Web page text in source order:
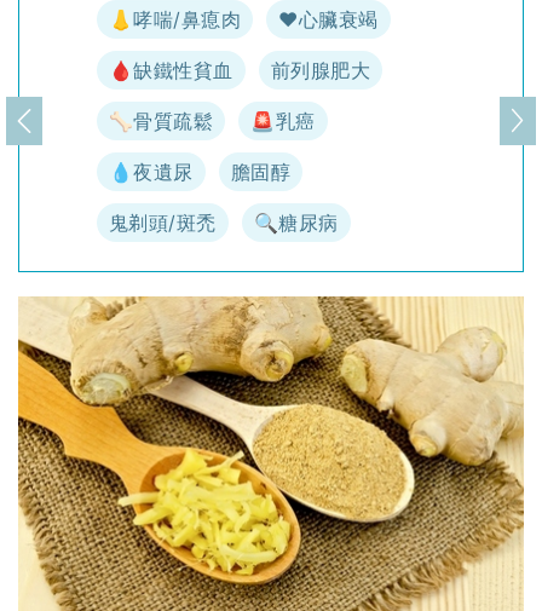
👃哮喘/鼻瘜肉 ♥️心臟衰竭
🩸缺鐵性貧血 前列腺肥大
🦴骨質疏鬆 🚨乳癌
💧夜遺尿 膽固醇
鬼剃頭/斑禿 🔍糖尿病
上一頁 下